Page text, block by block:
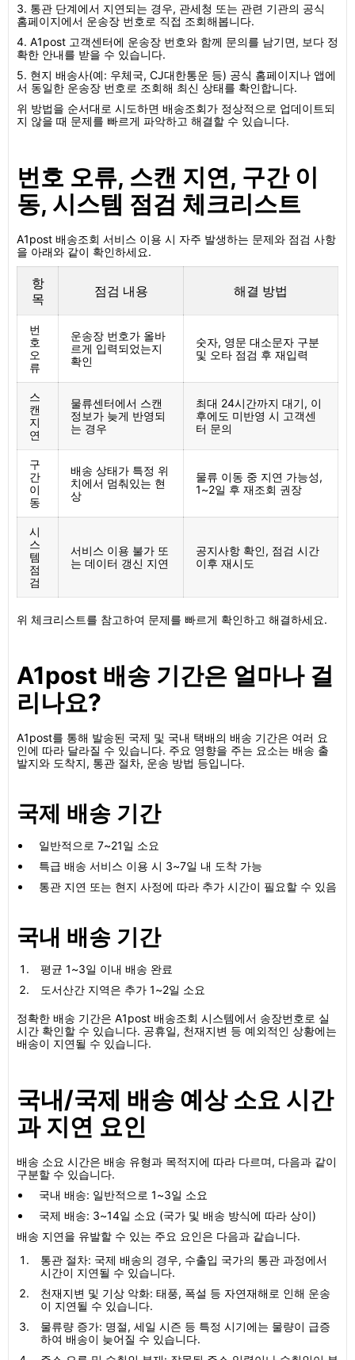
3. 통관 단계에서 지연되는 경우, 관세청 또는 관련 기관의 공식
홈페이지에서 운송장 번호로 직접 조회해봅니다.
4. A1post 고객센터에 운송장 번호와 함께 문의를 남기면, 보다 정
확한 안내를 받을 수 있습니다.
5. 현지 배송사(예: 우체국, CJ대한통운 등) 공식 홈페이지나 앱에
서 동일한 운송장 번호로 조회해 최신 상태를 확인합니다.
위 방법을 순서대로 시도하면 배송조회가 정상적으로 업데이트되
지 않을 때 문제를 빠르게 파악하고 해결할 수 있습니다.
번호 오류, 스캔 지연, 구간 이
동, 시스템 점검 체크리스트
A1post 배송조회 서비스 이용 시 자주 발생하는 문제와 점검 사항
을 아래와 같이 확인하세요.
항
목
점검 내용 해결 방법
번
호
오
류
운송장 번호가 올바
르게 입력되었는지
확인
숫자, 영문 대소문자 구분
및 오타 점검 후 재입력
스
캔
지
연
물류센터에서 스캔
정보가 늦게 반영되
는 경우
최대 24시간까지 대기, 이
후에도 미반영 시 고객센
터 문의
구
간
이
동
배송 상태가 특정 위
치에서 멈춰있는 현
상
물류 이동 중 지연 가능성,
1~2일 후 재조회 권장
시
스
템
점
검
서비스 이용 불가 또
는 데이터 갱신 지연
공지사항 확인, 점검 시간
이후 재시도
위 체크리스트를 참고하여 문제를 빠르게 확인하고 해결하세요.
A1post 배송 기간은 얼마나 걸
리나요?
A1post를 통해 발송된 국제 및 국내 택배의 배송 기간은 여러 요
인에 따라 달라질 수 있습니다. 주요 영향을 주는 요소는 배송 출
발지와 도착지, 통관 절차, 운송 방법 등입니다.
국제 배송 기간
일반적으로 7~21일 소요
특급 배송 서비스 이용 시 3~7일 내 도착 가능
통관 지연 또는 현지 사정에 따라 추가 시간이 필요할 수 있음
국내 배송 기간
평균 1~3일 이내 배송 완료
도서산간 지역은 추가 1~2일 소요
정확한 배송 기간은 A1post 배송조회 시스템에서 송장번호로 실
시간 확인할 수 있습니다. 공휴일, 천재지변 등 예외적인 상황에는
배송이 지연될 수 있습니다.
국내/국제 배송 예상 소요 시간
과 지연 요인
배송 소요 시간은 배송 유형과 목적지에 따라 다르며, 다음과 같이
구분할 수 있습니다.
국내 배송: 일반적으로 1~3일 소요
국제 배송: 3~14일 소요 (국가 및 배송 방식에 따라 상이)
배송 지연을 유발할 수 있는 주요 요인은 다음과 같습니다.
통관 절차: 국제 배송의 경우, 수출입 국가의 통관 과정에서
시간이 지연될 수 있습니다.
천재지변 및 기상 악화: 태풍, 폭설 등 자연재해로 인해 운송
이 지연될 수 있습니다.
물류량 증가: 명절, 세일 시즌 등 특정 시기에는 물량이 급증
하여 배송이 늦어질 수 있습니다.